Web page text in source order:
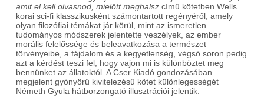
amit el kell olvasnod, mielőtt meghalsz című kötetben Wells
korai sci-fi klasszikusként számontartott regényéről, amely
olyan filozófiai témákat jár körül, mint az ismeretlen
tudományos módszerek jelentette veszélyek, az ember
morális felelőssége és beleavatkozása a természet
törvényeibe, a fájdalom és a kegyetlenség, végső soron pedig
azt a kérdést teszi fel, hogy vajon mi is különböztet meg
bennünket az állatoktól. A Cser Kiadó gondozásában
megjelent gyönyörű kivitelezésű kötet különlegességét
Németh Gyula hátborzongató illusztrációi jelentik.